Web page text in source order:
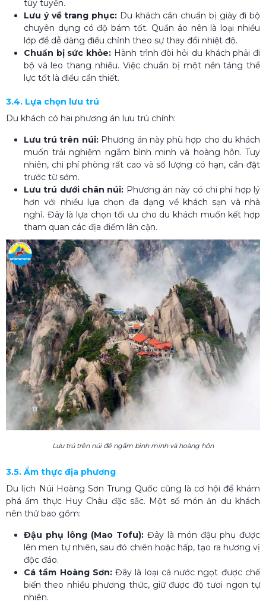
tùy tuyến.
Lưu ý về trang phục: Du khách cần chuẩn bị giày đi bộ
chuyên dụng có độ bám tốt. Quần áo nên là loại nhiều
lớp để dễ dàng điều chỉnh theo sự thay đổi nhiệt độ.
Chuẩn bị sức khỏe: Hành trình đòi hỏi du khách phải đi
bộ và leo thang nhiều. Việc chuẩn bị một nền tảng thể
lực tốt là điều cần thiết.
3.4. Lựa chọn lưu trú
Du khách có hai phương án lưu trú chính:
Lưu trú trên núi: Phương án này phù hợp cho du khách
muốn trải nghiệm ngắm bình minh và hoàng hôn. Tuy
nhiên, chi phí phòng rất cao và số lượng có hạn, cần đặt
trước từ sớm.
Lưu trú dưới chân núi: Phương án này có chi phí hợp lý
hơn với nhiều lựa chọn đa dạng về khách sạn và nhà
nghỉ. Đây là lựa chọn tối ưu cho du khách muốn kết hợp
tham quan các địa điểm lân cận.
Lưu trú trên núi để ngắm bình minh và hoàng hôn
3.5. Ẩm thực địa phương
Du lịch Núi Hoàng Sơn Trung Quốc cũng là cơ hội để khám
phá ẩm thực Huy Châu đặc sắc. Một số món ăn du khách
nên thử bao gồm:
Đậu phụ lông (Mao Tofu): Đây là món đậu phụ được
lên men tự nhiên, sau đó chiên hoặc hấp, tạo ra hương vị
độc đáo.
Cá tầm Hoàng Sơn: Đây là loại cá nước ngọt được chế
biến theo nhiều phương thức, giữ được độ tươi ngon tự
nhiên.